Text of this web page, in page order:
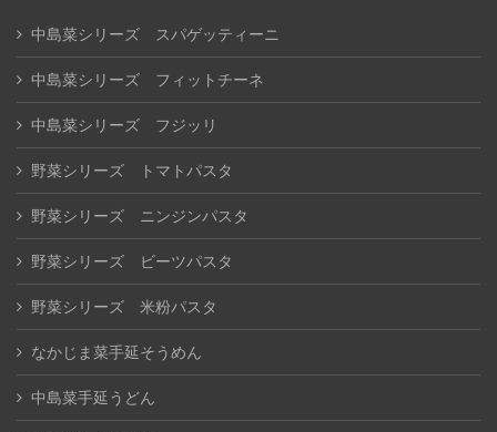
中島菜シリーズ スパゲッティーニ
中島菜シリーズ フィットチーネ
中島菜シリーズ フジッリ
野菜シリーズ トマトパスタ
野菜シリーズ ニンジンパスタ
野菜シリーズ ビーツパスタ
野菜シリーズ 米粉パスタ
なかじま菜手延そうめん
中島菜手延うどん